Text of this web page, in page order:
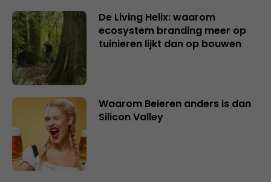
De Living Helix: waarom
ecosystem branding meer op
tuinieren lijkt dan op bouwen
Waarom Beieren anders is dan
Silicon Valley